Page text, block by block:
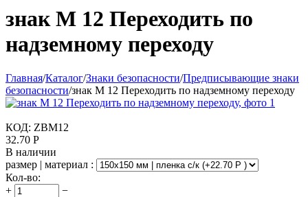
знак М 12 Переходить по
надземному переходу
Главная/Каталог/Знаки безопасности/Предписывающие знаки
безопасности/знак М 12 Переходить по надземному переходу
КОД: ZBM12
32.70 Р
В наличии
размер | материал :
Кол-во:
+
−